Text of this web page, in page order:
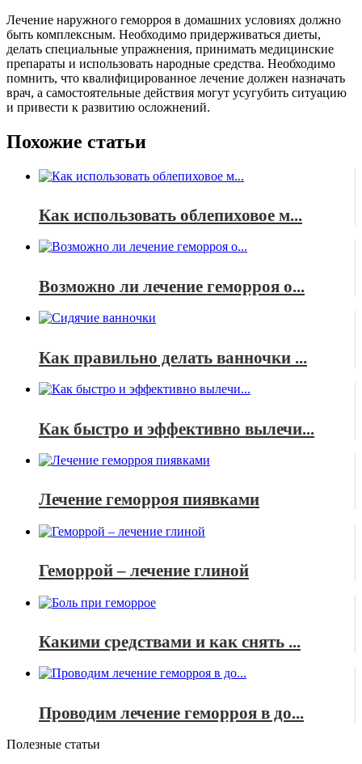
Лечение наружного геморроя в домашних условиях должно
быть комплексным. Необходимо придерживаться диеты,
делать специальные упражнения, принимать медицинские
препараты и использовать народные средства. Необходимо
помнить, что квалифицированное лечение должен назначать
врач, а самостоятельные действия могут усугубить ситуацию
и привести к развитию осложнений.
Похожие статьи
Как использовать облепиховое м...
Возможно ли лечение геморроя о...
Как правильно делать ванночки ...
Как быстро и эффективно вылечи...
Лечение геморроя пиявками
Геморрой – лечение глиной
Какими средствами и как снять ...
Проводим лечение геморроя в до...
Полезные статьи